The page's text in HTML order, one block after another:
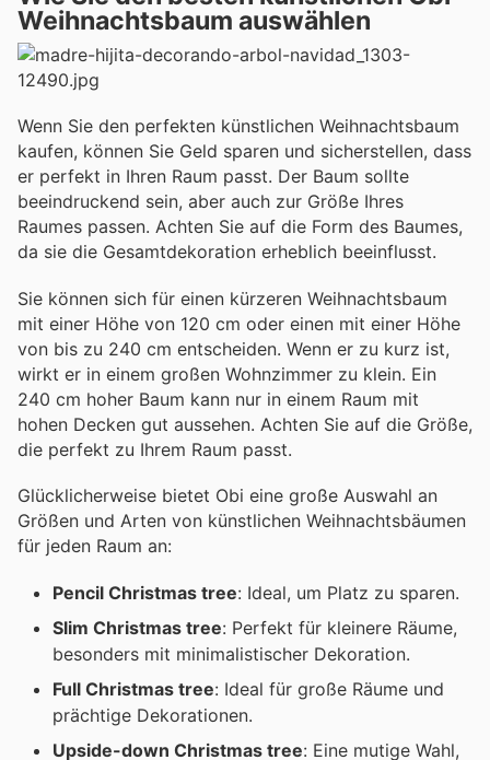
Weihnachtsbaum auswählen
Wenn Sie den perfekten künstlichen Weihnachtsbaum
kaufen, können Sie Geld sparen und sicherstellen, dass
er perfekt in Ihren Raum passt. Der Baum sollte
beeindruckend sein, aber auch zur Größe Ihres
Raumes passen. Achten Sie auf die Form des Baumes,
da sie die Gesamtdekoration erheblich beeinflusst.
Sie können sich für einen kürzeren Weihnachtsbaum
mit einer Höhe von 120 cm oder einen mit einer Höhe
von bis zu 240 cm entscheiden. Wenn er zu kurz ist,
wirkt er in einem großen Wohnzimmer zu klein. Ein
240 cm hoher Baum kann nur in einem Raum mit
hohen Decken gut aussehen. Achten Sie auf die Größe,
die perfekt zu Ihrem Raum passt.
Glücklicherweise bietet Obi eine große Auswahl an
Größen und Arten von künstlichen Weihnachtsbäumen
für jeden Raum an:
Pencil Christmas tree: Ideal, um Platz zu sparen.
Slim Christmas tree: Perfekt für kleinere Räume,
besonders mit minimalistischer Dekoration.
Full Christmas tree: Ideal für große Räume und
prächtige Dekorationen.
Upside-down Christmas tree: Eine mutige Wahl,